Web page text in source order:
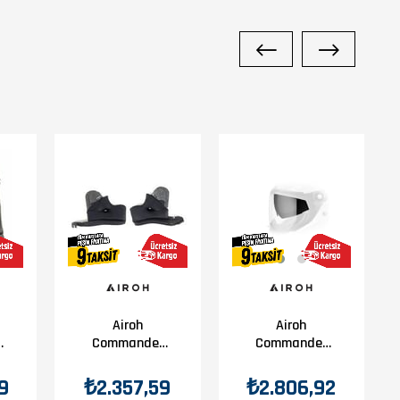
Airoh
Commander
Pad Xl
₺2.357,59
Airoh
Commander
₺2.806,92